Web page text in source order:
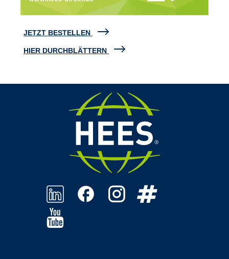
JETZT BESTELLEN
HIER DURCHBLÄTTERN